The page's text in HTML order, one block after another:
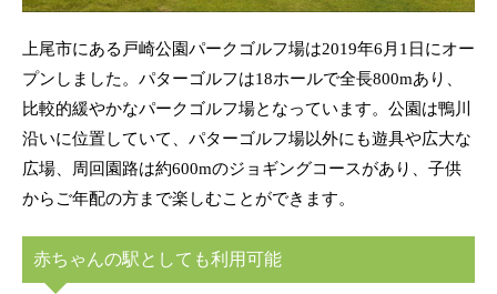
上尾市にある戸崎公園パークゴルフ場は2019年6月1日にオー
プンしました。パターゴルフは18ホールで全長800mあり、
比較的緩やかなパークゴルフ場となっています。公園は鴨川
沿いに位置していて、パターゴルフ場以外にも遊具や広大な
広場、周回園路は約600mのジョギングコースがあり、子供
からご年配の方まで楽しむことができます。
赤ちゃんの駅としても利用可能